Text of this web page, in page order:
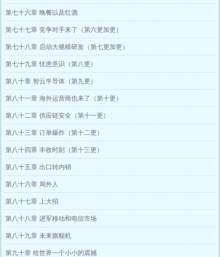
第七十六章 晚餐以及红酒
第七十七章 竞争对手来了（第六更加更）
第七十八章 启动大规模研发（第七更加更）
第七十九章 忧患意识（第八更）
第八十章 智云半导体（第九更）
第八十一章 海外运营商也来了（第十更）
第八十二章 供应链安全（第十一更）
第八十三章 订单爆炸（第十二更）
第八十四章 丰收时刻（第十三更）
第八十五章 出口转内销
第八十六章 局外人
第八十七章 上大招
第八十八章 进军移动和电信市场
第八十九章 未来旗舰机
第九十章 给世界一个小小的震撼